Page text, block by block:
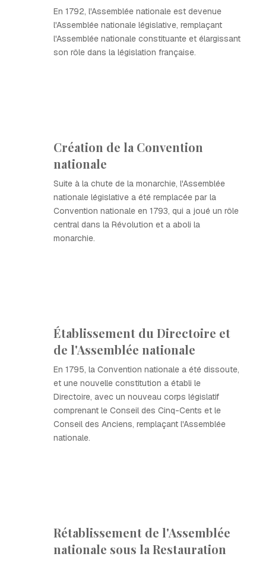
En 1792, l'Assemblée nationale est devenue
l'Assemblée nationale législative, remplaçant
l'Assemblée nationale constituante et élargissant
son rôle dans la législation française.
Création de la Convention
nationale
Suite à la chute de la monarchie, l'Assemblée
nationale législative a été remplacée par la
Convention nationale en 1793, qui a joué un rôle
central dans la Révolution et a aboli la
monarchie.
Établissement du Directoire et
de l'Assemblée nationale
En 1795, la Convention nationale a été dissoute,
et une nouvelle constitution a établi le
Directoire, avec un nouveau corps législatif
comprenant le Conseil des Cinq-Cents et le
Conseil des Anciens, remplaçant l'Assemblée
nationale.
Rétablissement de l'Assemblée
nationale sous la Restauration